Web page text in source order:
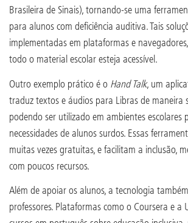
Brasileira de Sinais), tornando-se uma
para alunos com deficiência auditiva. Tais
implementadas em plataformas e
todo o material escolar esteja acessível.
Outro exemplo prático é o Hand Talk, um
traduz textos e áudios para Libras de maneira
podendo ser utilizado em ambientes escolares
necessidades de alunos surdos. Essas
muitas vezes gratuitas, e facilitam a inclusão,
com poucos recursos.
Além de apoiar os alunos, a tecnologia
professores. Plataformas como o Coursera e a